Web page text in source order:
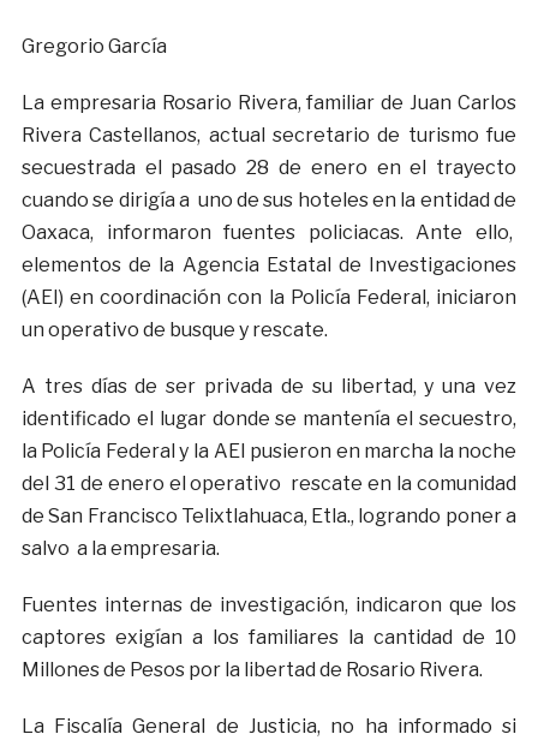
Gregorio García
La empresaria Rosario Rivera, familiar de Juan Carlos
Rivera Castellanos, actual secretario de turismo fue
secuestrada el pasado 28 de enero en el trayecto
cuando se dirigía a uno de sus hoteles en la entidad de
Oaxaca, informaron fuentes policiacas. Ante ello,
elementos de la Agencia Estatal de Investigaciones
(AEI) en coordinación con la Policía Federal, iniciaron
un operativo de busque y rescate.
A tres días de ser privada de su libertad, y una vez
identificado el lugar donde se mantenía el secuestro,
la Policía Federal y la AEI pusieron en marcha la noche
del 31 de enero el operativo rescate en la comunidad
de San Francisco Telixtlahuaca, Etla., logrando poner a
salvo a la empresaria.
Fuentes internas de investigación, indicaron que los
captores exigían a los familiares la cantidad de 10
Millones de Pesos por la libertad de Rosario Rivera.
La Fiscalía General de Justicia, no ha informado si